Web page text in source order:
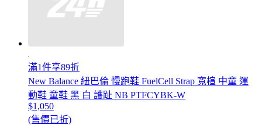
滿1件享89折
New Balance 紐巴倫 慢跑鞋 FuelCell Strap 寬楦 中童 運
動鞋 童鞋 黑 白 護趾 NB PTFCYBK-W
$1,050
(售價已折)